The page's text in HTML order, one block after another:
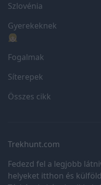
Szlovénia
Gyerekeknek
👧🏼
Fogalmak
Síterepek
Összes cikk
Trekhunt.com
Fedezd fel a legjobb
helyeket itthon és